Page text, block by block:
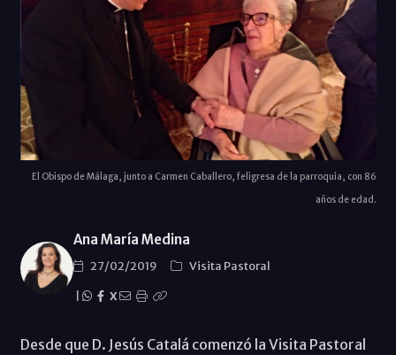
El Obispo de Málaga, junto a Carmen Caballero, feligresa de la parroquia, con 86
años de edad.
Ana María Medina
27/02/2019
Visita Pastoral
X
Desde que D. Jesús Catalá comenzó la Visita Pastoral